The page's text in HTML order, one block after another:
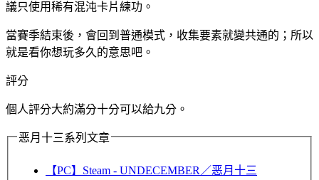
議只使用稀有混沌卡片練功。
當賽季結束後，會回到普通模式，收集要素就變共通的；所以
就是看你想玩多久的意思吧。
評分
個人評分大約滿分十分可以給九分。
恶月十三系列文章
【PC】Steam - UNDECEMBER／恶月十三